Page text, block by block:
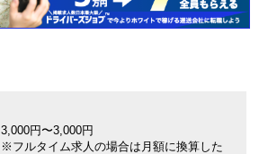
3,000円〜3,000円
※フルタイム求人の場合は月額に換算した